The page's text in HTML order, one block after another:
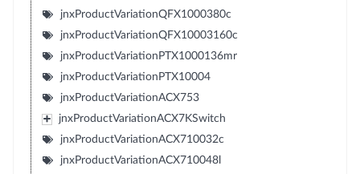
jnxProductVariationQFX1000380c
jnxProductVariationQFX10003160c
jnxProductVariationPTX1000136mr
jnxProductVariationPTX10004
jnxProductVariationACX753
jnxProductVariationACX7KSwitch
jnxProductVariationACX710032c
jnxProductVariationACX710048l